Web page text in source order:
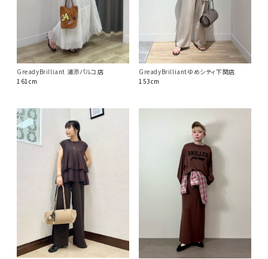
GreadyBrilliant 浦添パルコ店
161cm
GreadyBrilliantゆめシティ下関店
153cm